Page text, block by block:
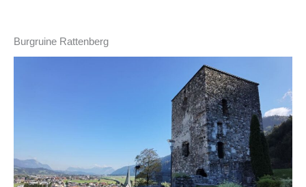
Burgruine Rattenberg